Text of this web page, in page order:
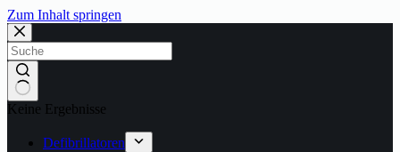
Zum Inhalt springen
Keine Ergebnisse
Defibrillatoren